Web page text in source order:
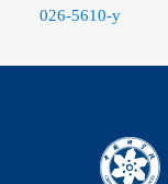
026-5610-y